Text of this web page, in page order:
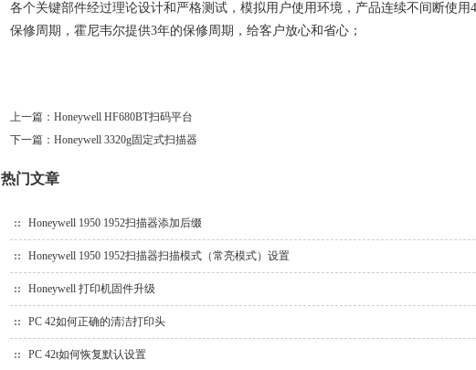
各个关键部件经过理论设计和严格测试，模拟用户使用环境，产品连续不间断使用
保修周期，霍尼韦尔提供3年的保修周期，给客户放心和省心；
上一篇：Honeywell HF680BT扫码平台
下一篇：Honeywell 3320g固定式扫描器
热门文章
Honeywell 1950 1952扫描器添加后缀
Honeywell 1950 1952扫描器扫描模式（常亮模式）设置
Honeywell 打印机固件升级
PC 42如何正确的清洁打印头
PC 42t如何恢复默认设置